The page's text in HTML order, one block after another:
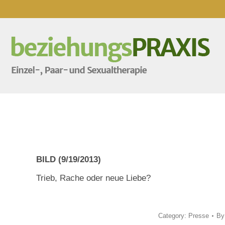
BILD (9/19/2013)
Trieb, Rache oder neue Liebe?
Category: Presse By